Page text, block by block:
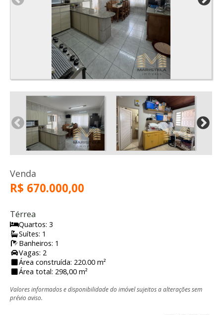
Venda
R$ 670.000,00
Térrea
Quartos: 3
Suítes: 1
Banheiros: 1
Vagas: 2
Área construída: 220.00 m²
Área total: 298,00 m²
Valores informados e disponibilidade do imóvel sujeitos a alterações sem
prévio aviso.